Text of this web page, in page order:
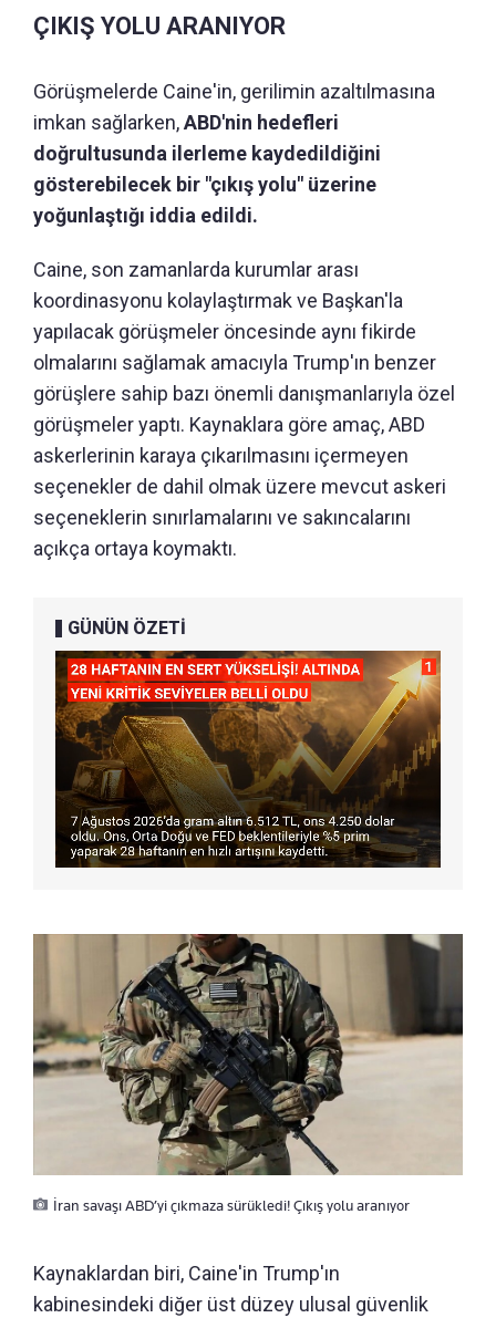
ÇIKIŞ YOLU ARANIYOR
Görüşmelerde Caine'in, gerilimin azaltılmasına
imkan sağlarken,ABD'nin hedefleri
doğrultusunda ilerleme kaydedildiğini
gösterebilecek bir "çıkış yolu" üzerine
yoğunlaştığı iddia edildi.
Caine, son zamanlarda kurumlar arası
koordinasyonu kolaylaştırmak ve Başkan'la
yapılacak görüşmeler öncesinde aynı fikirde
olmalarını sağlamak amacıyla Trump'ın benzer
görüşlere sahip bazı önemli danışmanlarıyla özel
görüşmeler yaptı. Kaynaklara göre amaç, ABD
askerlerinin karaya çıkarılmasını içermeyen
seçenekler de dahil olmak üzere mevcut askeri
seçeneklerin sınırlamalarını ve sakıncalarını
açıkça ortaya koymaktı.
GÜNÜN ÖZETİ
İran savaşı ABD’yi çıkmaza sürükledi! Çıkış yolu aranıyor
Kaynaklardan biri, Caine'in Trump'ın
kabinesindeki diğer üst düzey ulusal güvenlik